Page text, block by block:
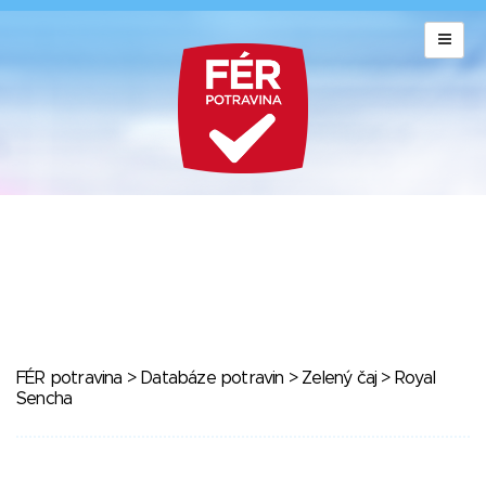
FÉR potravina > Databáze potravin > Zelený čaj > Royal
Sencha